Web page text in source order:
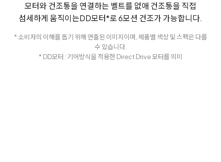
모터와 건조통을 연결하는 벨트를 없애 건조통을 직접
섬세하게 움직이는DD모터*로 6모션 건조가 가능합니다.
* 소비자의 이해를 돕기 위해 연출된 이미지이며, 제품별 색상 및 스펙은 다를
수 있습니다.
* DD모터 : 기어방식을 적용한 Direct Drive 모터를 의미